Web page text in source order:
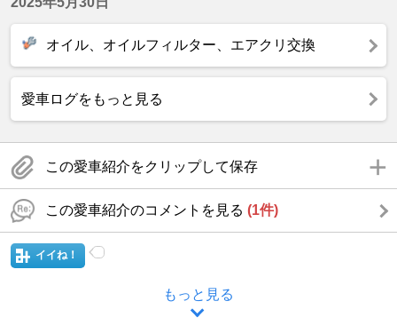
オイル、オイルフィルター、エアクリ交換
愛車ログをもっと見る
この愛車紹介をクリップして保存
この愛車紹介のコメントを見る (1件)
イイね！
もっと見る